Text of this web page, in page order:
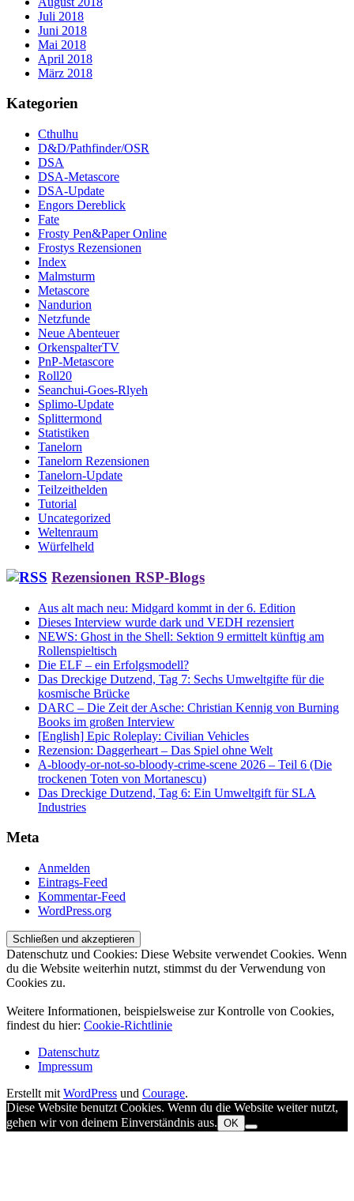
Juli 2018
Juni 2018
Mai 2018
April 2018
März 2018
Kategorien
Cthulhu
D&D/Pathfinder/OSR
DSA
DSA-Metascore
DSA-Update
Engors Dereblick
Fate
Frosty Pen&Paper Online
Frostys Rezensionen
Index
Malmsturm
Metascore
Nandurion
Netzfunde
Neue Abenteuer
OrkenspalterTV
PnP-Metascore
Roll20
Seanchui-Goes-Rlyeh
Splimo-Update
Splittermond
Statistiken
Tanelorn
Tanelorn Rezensionen
Tanelorn-Update
Teilzeithelden
Tutorial
Uncategorized
Weltenraum
Würfelheld
Rezensionen RSP-Blogs
Aus alt mach neu: Midgard kommt in der 6. Edition
Dieses Interview wurde dark und VEDH rezensiert
NEWS: Ghost in the Shell: Sektion 9 ermittelt künftig am
Rollenspieltisch
Die ELF – ein Erfolgsmodell?
Das Dreckige Dutzend, Tag 7: Sechs Umweltgifte für die
kosmische Brücke
DARC – Die Zeit der Asche: Christian Kennig von Burning
Books im großen Interview
[English] Epic Roleplay: Civilian Vehicles
Rezension: Daggerheart – Das Spiel ohne Welt
A-bloody-or-not-so-bloody-crime-scene 2026 – Teil 6 (Die
trockenen Toten von Mortanescu)
Das Dreckige Dutzend, Tag 6: Ein Umweltgift für SLA
Industries
Meta
Anmelden
Eintrags-Feed
Kommentar-Feed
WordPress.org
Datenschutz und Cookies: Diese Website verwendet Cookies. Wenn
du die Website weiterhin nutzt, stimmst du der Verwendung von
Cookies zu.
Weitere Informationen, beispielsweise zur Kontrolle von Cookies,
findest du hier: Cookie-Richtlinie
Datenschutz
Impressum
Erstellt mit WordPress und Courage.
Diese Website benutzt Cookies. Wenn du die Website weiter nutzt,
gehen wir von deinem Einverständnis aus. OK